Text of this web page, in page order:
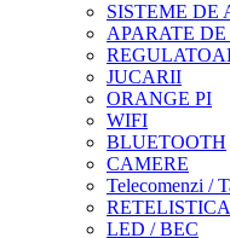
SISTEME DE
APARATE
JUCARII
ORANGE PI
WIFI
BLUETOOTH
CAMERE
Telecomenzi /
RETELISTICA
LED / BEC